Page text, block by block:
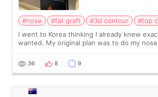
#nose #fat graft #3d contour #top
I went to Korea thinking I already knew
wanted. My original plan was to do my
a small fat graft around my
36 8 9